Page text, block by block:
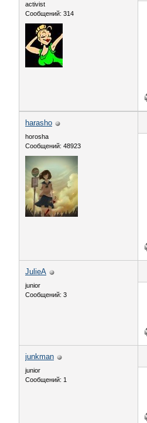
activist
Сообщений: 314
harasho
horosha
Сообщений: 48923
JulieA
junior
Сообщений: 3
junkman
junior
Сообщений: 1